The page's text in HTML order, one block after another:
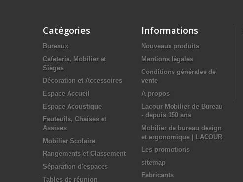
Catégories
Bureaux
Cafeteria, Mobilier et
Sièges
Décoration et Accessoires
Espace Accueil
Espace Acoustique
Fauteuils, Chaises et
Assises
Mobilier Scolaire
Rangements et Classement
Séparation d'espaces
Tables de réunion
Informations
Nouveaux produits
Mentions légales
Conditions générales de
vente
A propos
Lacour Mobilier de Bureau
- depuis 150 ans
Mobilier de bureau design
et ergonomique | LACOUR
Les promotions
sitemap
Fabricants